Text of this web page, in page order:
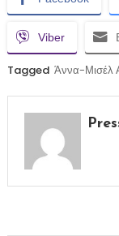
Viber
Tagged Άννα-Μισέλ